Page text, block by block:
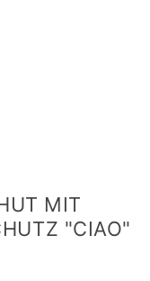
MIT
"CIAO"